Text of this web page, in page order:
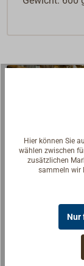
Fragen
Hier können Sie
wählen zwischen
zusätzlichen
sammeln wir
Nur